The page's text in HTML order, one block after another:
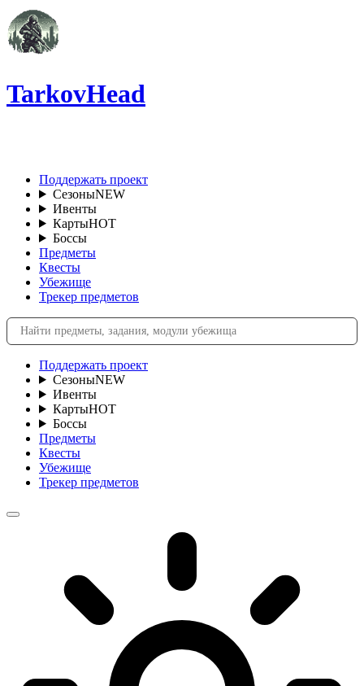
TarkovHead
Поддержать проект
СезоныNEW
Ивенты
КартыHOT
Боссы
Предметы
Квесты
Убежище
Трекер предметов
Поддержать проект
СезоныNEW
Ивенты
КартыHOT
Боссы
Предметы
Квесты
Убежище
Трекер предметов